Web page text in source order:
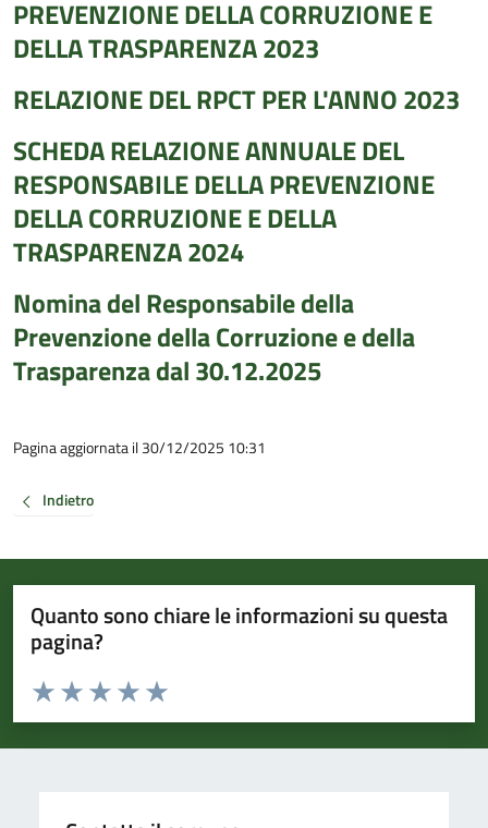
PREVENZIONE DELLA CORRUZIONE E
DELLA TRASPARENZA 2023
RELAZIONE DEL RPCT PER L'ANNO 2023
SCHEDA RELAZIONE ANNUALE DEL
RESPONSABILE DELLA PREVENZIONE
DELLA CORRUZIONE E DELLA
TRASPARENZA 2024
Nomina del Responsabile della
Prevenzione della Corruzione e della
Trasparenza dal 30.12.2025
Pagina aggiornata il 30/12/2025 10:31
Indietro
Quanto sono chiare le informazioni su questa
pagina?
Valuta da 1 a 5 stelle la pagina
Valuta 5 stelle su 5
Valuta 4 stelle su 5
Valuta 3 stelle su 5
Valuta 2 stelle su 5
Valuta 1 stelle su 5